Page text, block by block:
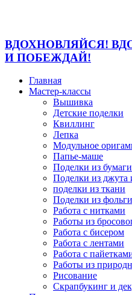
ВДОХНОВЛЯЙСЯ!
И ПОБЕЖДАЙ!
Главная
Мастер-классы
Вышивка
Детские поделки
Квиллинг
Лепка
Модульное
Папье-маше
Поделки из бумаги
Поделки из джута
поделки из ткани
Поделки из фольги
Работа с нитками
Работы из
Работа с бисером
Работа с лентами
Работа с
Работы из
Рисование
Скрапбукинг и